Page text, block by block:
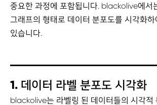
중요한 과정에 포함됩니다. blackolive에
그래프의 형태로 데이터 분포도를 시각화하
있습니다.
1. 데이터 라벨 분포도 시각화
blackolive는 라벨링 된 데이터들의 시각적